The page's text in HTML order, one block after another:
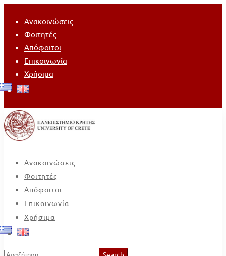
Ανακοινώσεις
Φοιτητές
Απόφοιτοι
Επικοινωνία
Χρήσιμα
Ανακοινώσεις
Φοιτητές
Απόφοιτοι
Επικοινωνία
Χρήσιμα
Search